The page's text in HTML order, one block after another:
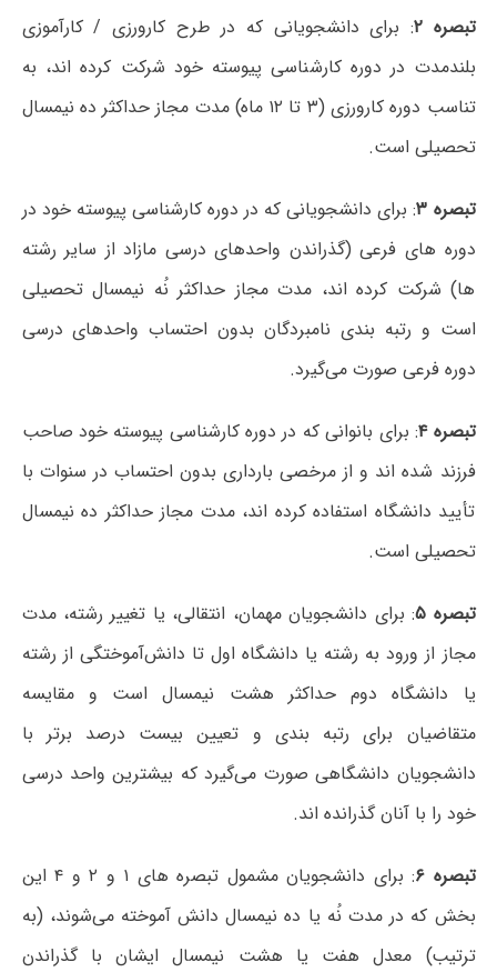
تبصره ۲ : برای دانشجویانی که در طرح کارورزی / کارآموزی
بلندمدت در دوره کارشناسی پیوسته خود شرکت کرده اند، به
تناسب دوره کارورزی (۳ تا ۱۲ ماه) مدت مجاز حداکثر ده نیمسال
تحصیلی است.
تبصره ۳
: برای دانشجویانی که در دوره کارشناسی پیوسته خود در
دوره های فرعی (گذراندن واحدهای درسی مازاد از سایر رشته
ها) شرکت کرده اند، مدت مجاز حداکثر نُه نیمسال تحصیلی
است و رتبه بندی نامبردگان بدون احتساب واحدهای درسی
دوره فرعی صورت می‌گیرد.
تبصره ۴ : برای بانوانی که در دوره کارشناسی پیوسته خود صاحب
فرزند شده اند و از مرخصی بارداری بدون احتساب در سنوات با
تأیید دانشگاه استفاده کرده اند، مدت مجاز حداکثر ده نیمسال
تحصیلی است.
تبصره ۵
: برای دانشجویان مهمان، انتقالی، یا تغییر رشته، مدت
مجاز از ورود به رشته یا دانشگاه اول تا دانش‌آموختگی از رشته
یا دانشگاه دوم حداکثر هشت نیمسال است و مقایسه
متقاضیان برای رتبه بندی و تعیین بیست درصد برتر با
دانشجویان دانشگاهی صورت می‌گیرد که بیشترین واحد درسی
خود را با آنان گذرانده اند.
تبصره ۶
: برای دانشجویان مشمول تبصره های ۱ و ۲ و ۴ این
بخش که در مدت نُه یا ده نیمسال دانش آموخته می‌شوند، (به
ترتیب) معدل هفت یا هشت نیمسال ایشان با گذراندن